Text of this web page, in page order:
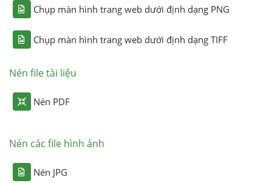
Chụp màn hình trang web dưới định dạng PNG
Chụp màn hình trang web dưới định dạng TIFF
Nén file tài liệu
Nén PDF
Nén các file hình ảnh
Nén JPG